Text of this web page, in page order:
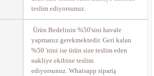
teslim ediyorsunuz.
Ürün Bedelinin %50'sini havale
yapmanız gerekmektedir. Geri kalan
%50 'nini ise ürün size teslim eden
nakliye ekibine teslim
ediyorsunuz. Whatsapp sipariş